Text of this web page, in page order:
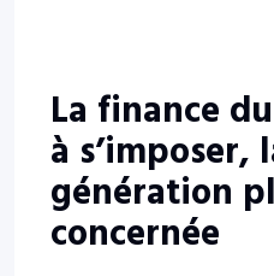
La finance
à s’imposer,
génération
concernée